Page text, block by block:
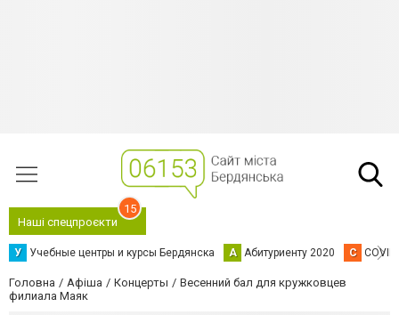
Наші спецпроєкти
15
У Учебные центры и курсы Бердянска А Абитуриенту 2020 C
Головна Афіша Концерты
Весенний бал для кружковцев
филиала Маяк